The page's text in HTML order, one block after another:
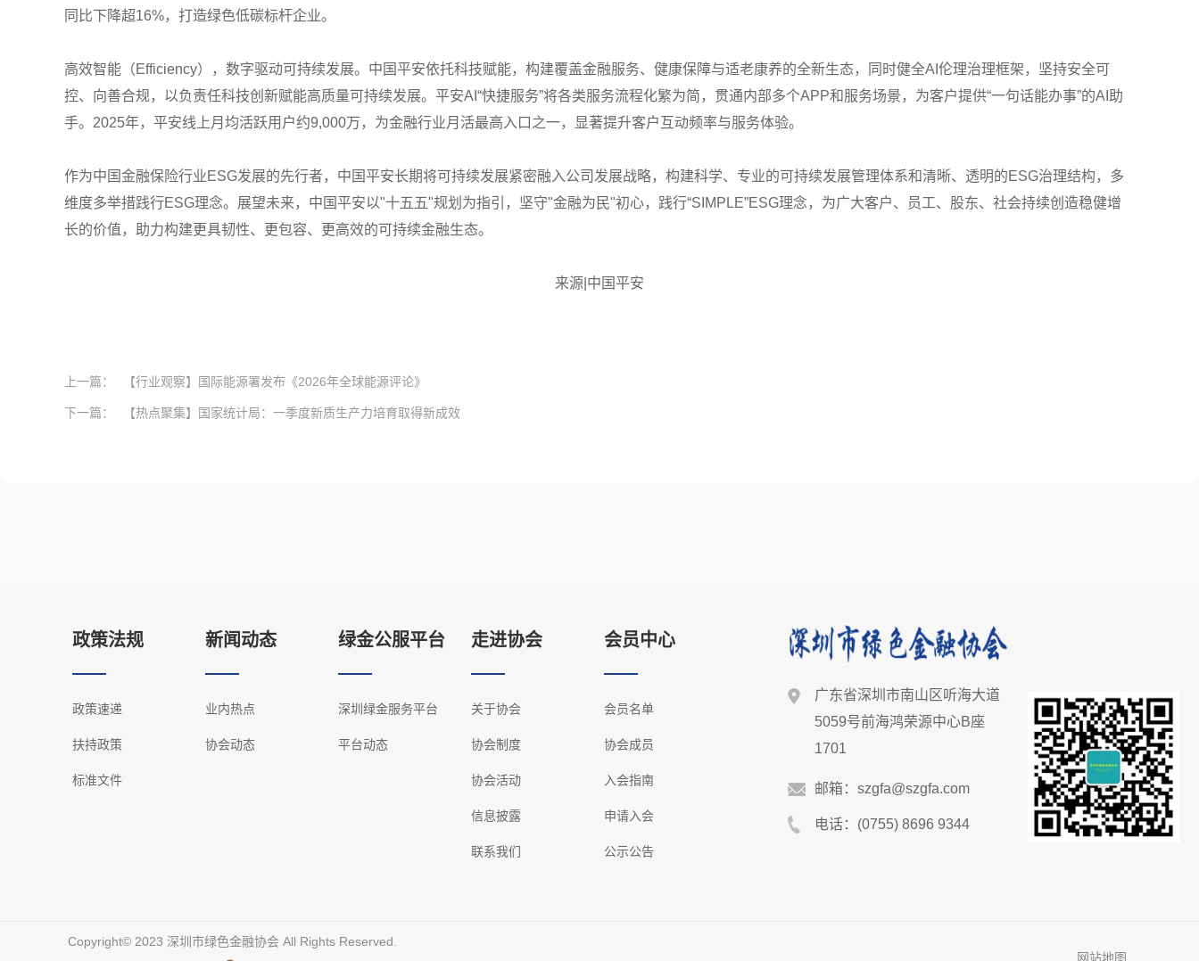
同比下降超16%，打造绿色低碳标杆企业。
高效智能（Efficiency），数字驱动可持续发展。中国平安依托科技赋能，构建覆盖金融服务、健康保障与适老康养的全新生态，同时健全AI伦理治理框架，坚持安全可
控、向善合规，以负责任科技创新赋能高质量可持续发展。平安AI“快捷服务”将各类服务流程化繁为简，贯通内部多个APP和服务场景，为客户提供“一句话能办事”的AI助
手。2025年，平安线上月均活跃用户约9,000万，为金融行业月活最高入口之一，显著提升客户互动频率与服务体验。
作为中国金融保险行业ESG发展的先行者，中国平安长期将可持续发展紧密融入公司发展战略，构建科学、专业的可持续发展管理体系和清晰、透明的ESG治理结构，多
维度多举措践行ESG理念。展望未来，中国平安以"十五五"规划为指引，坚守"金融为民"初心，践行“SIMPLE”ESG理念，为广大客户、员工、股东、社会持续创造稳健增
长的价值，助力构建更具韧性、更包容、更高效的可持续金融生态。
来源|中国平安
上一篇： 【行业观察】国际能源署发布《2026年全球能源评论》
下一篇： 【热点聚集】国家统计局：一季度新质生产力培育取得新成效
政策法规
政策速递
扶持政策
标准文件
新闻动态
业内热点
协会动态
绿金公服平台
深圳绿金服务平台
平台动态
走进协会
关于协会
协会制度
协会活动
信息披露
联系我们
会员中心
会员名单
协会成员
入会指南
申请入会
公示公告
广东省深圳市南山区听海大道
5059号前海鸿荣源中心B座
1701
邮箱：szgfa@szgfa.com
电话：(0755) 8696 9344
网站地图
Copyright©️ 2023 深圳市绿色金融协会 All Rights Reserved.